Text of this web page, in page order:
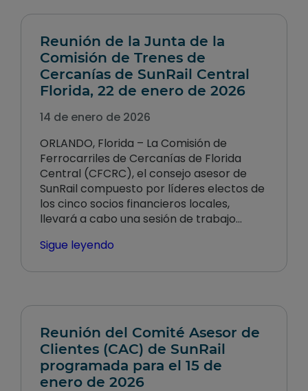
Reunión de la Junta de la
Comisión de Trenes de
Cercanías de SunRail Central
Florida, 22 de enero de 2026
14 de enero de 2026
ORLANDO, Florida – La Comisión de
Ferrocarriles de Cercanías de Florida
Central (CFCRC), el consejo asesor de
SunRail compuesto por líderes electos de
los cinco socios financieros locales,
llevará a cabo una sesión de trabajo…
Sigue leyendo
Reunión del Comité Asesor de
Clientes (CAC) de SunRail
programada para el 15 de
enero de 2026